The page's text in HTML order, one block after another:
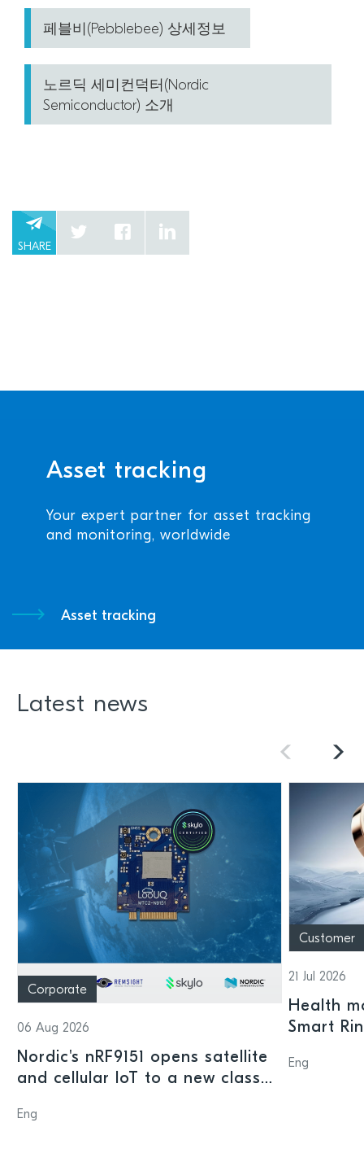
페블비(Pebblebee) 상세정보
노르딕 세미컨덕터(Nordic
Semiconductor) 소개
SHARE
Asset tracking
Your expert partner for asset tracking
and monitoring, worldwide
Asset tracking
Latest news
Corporate
06 Aug 2026
Nordic's nRF9151 opens satellite
and cellular IoT to a new class
Eng
Customer
21 Jul 2026
Health
Smart
Eng